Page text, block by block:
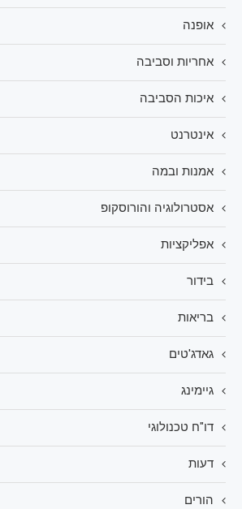
אופנה
אחריות וסביבה
איכות הסביבה
אינטרנט
אמנות ובמה
אסטרולוגיה והורוסקופ
אפליקציות
בידור
בריאות
גאדג'טים
גיימינג
דו"ח טכנולוגי
דעות
הורים